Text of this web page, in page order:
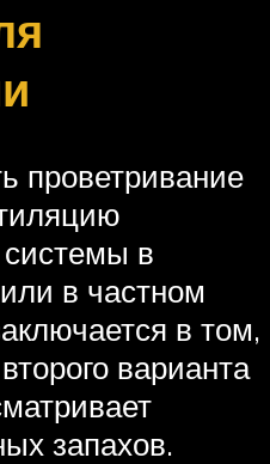
проветривание
в
в частном
в том,
варианта
запахов.